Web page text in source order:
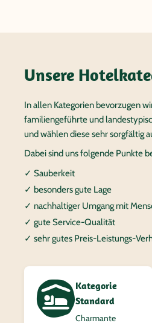
Unsere
In allen Kategorien bevorzugen
familiengeführte und
und wählen diese sehr sorgfältig
Dabei sind uns folgende Punkte
✓ Sauberkeit
✓ besonders gute Lage
✓ nachhaltiger Umgang mit
✓ gute Service-Qualität
✓ sehr gutes Preis-Leistungs-
Kategorie
Standard
Charmante